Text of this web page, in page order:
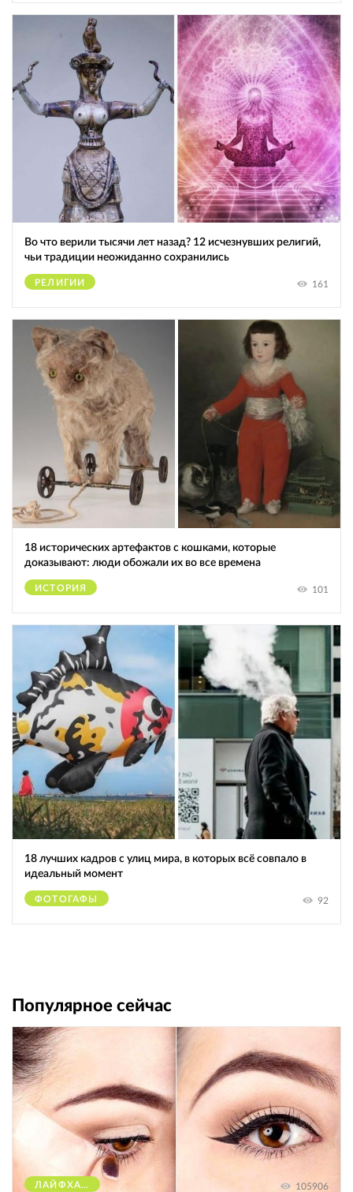
Во что верили тысячи лет назад? 12 исчезнувших религий,
чьи традиции неожиданно сохранились
РЕЛИГИИ 161
18 исторических артефактов с кошками, которые
доказывают: люди обожали их во все времена
ИСТОРИЯ 101
18 лучших кадров с улиц мира, в которых всё совпало в
идеальный момент
ФОТОГАФЫ 92
Популярное сейчас
ЛАЙФХАКИ 105906